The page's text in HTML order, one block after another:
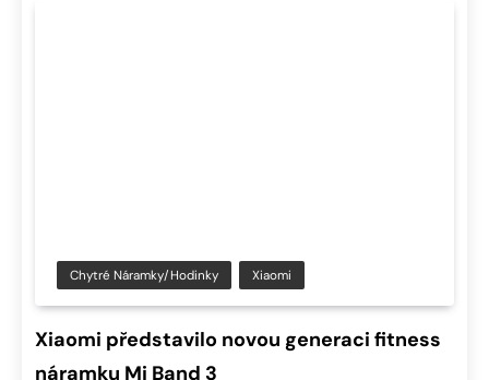
Chytré Náramky/hodinky Xiaomi
Xiaomi představilo novou generaci fitness
náramku Mi Band 3